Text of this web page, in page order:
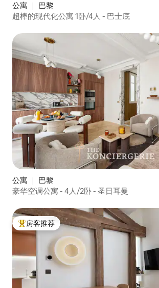
公寓 ｜ 巴黎
超棒的现代化公寓 1卧/4人 - 巴士底
公寓 ｜ 巴黎
豪华空调公寓 - 4人/2卧 - 圣日耳曼
热门「房客推荐」
房客推荐